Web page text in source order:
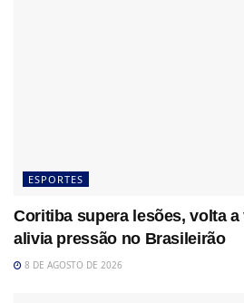
ESPORTES
Coritiba supera lesões, volta
alivia pressão no Brasileirão
8 DE AGOSTO DE 2026